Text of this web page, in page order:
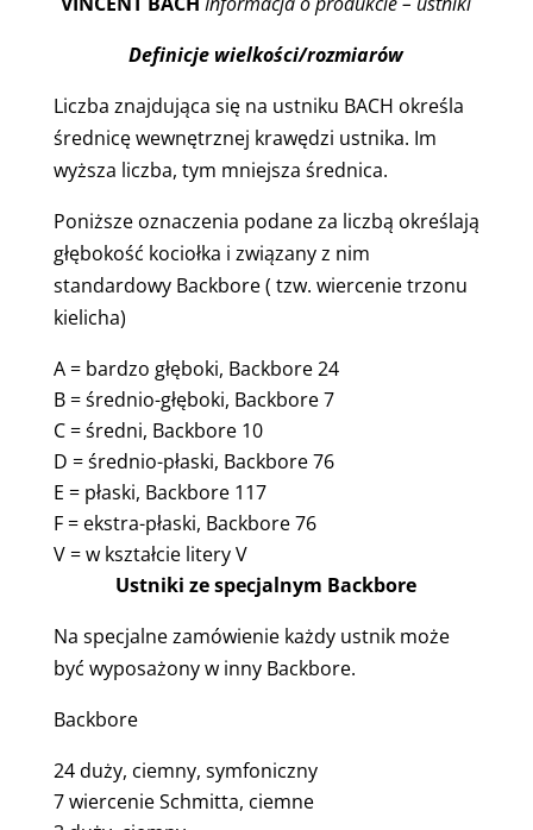
Definicje wielkości/rozmiarów
Liczba znajdująca się na ustniku BACH określa
średnicę wewnętrznej krawędzi ustnika. Im
wyższa liczba, tym mniejsza średnica.
Poniższe oznaczenia podane za liczbą określają
głębokość kociołka i związany z nim
standardowy Backbore ( tzw. wiercenie trzonu
kielicha)
A = bardzo głęboki, Backbore 24
B = średnio-głęboki, Backbore 7
C = średni, Backbore 10
D = średnio-płaski, Backbore 76
E = płaski, Backbore 117
F = ekstra-płaski, Backbore 76
V = w kształcie litery V
Ustniki ze specjalnym Backbore
Na specjalne zamówienie każdy ustnik może
być wyposażony w inny Backbore.
Backbore
24 duży, ciemny, symfoniczny
7 wiercenie Schmitta, ciemne